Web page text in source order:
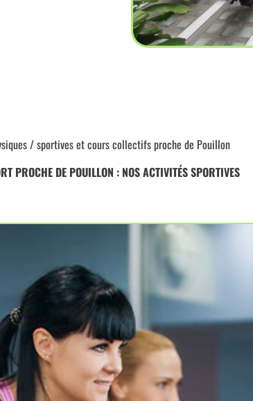
PROCHE DE POUILLON : NOS ACTIVITÉS SPORTIVES
/ sportives et cours collectifs proche de Pouillon